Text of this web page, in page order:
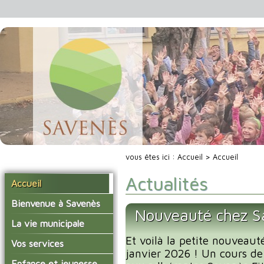
Accueil
Bienvenue à Savenès
Situer Savenès
Savenès en chiffre
L'histoire du village
La vie municipale
Vos élus
Les compte-rendus du
Vos services
La mairie
vous êtes ici : Accueil > Accueil
Actualités
Nouveauté chez
Et voilà la petite
janvier 2026 ! Un cours